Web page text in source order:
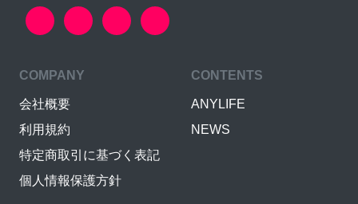
COMPANY
会社概要
利用規約
特定商取引に基づく表記
個人情報保護方針
CONTENTS
ANYLIFE
NEWS